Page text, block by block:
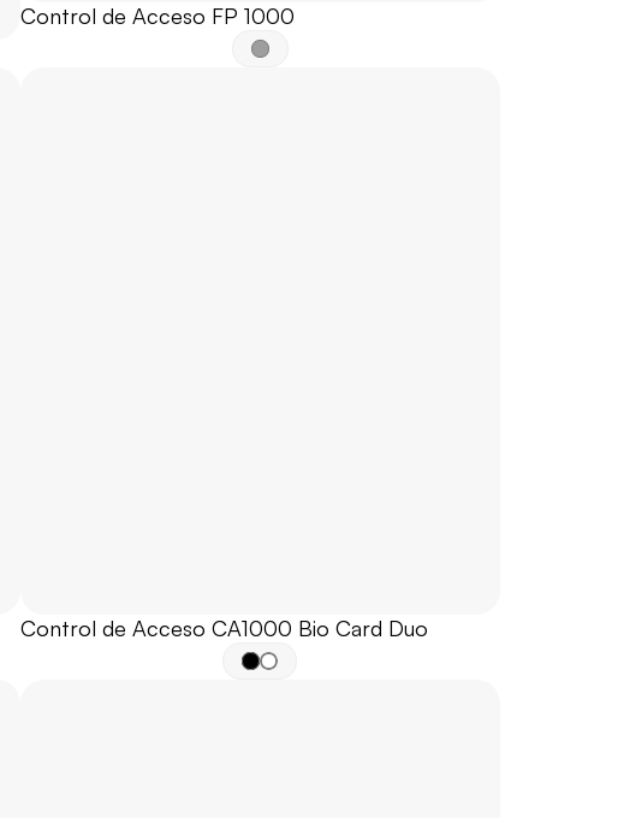
Control de Acceso FP 1000
Control de Acceso CA1000 Bio Card Duo